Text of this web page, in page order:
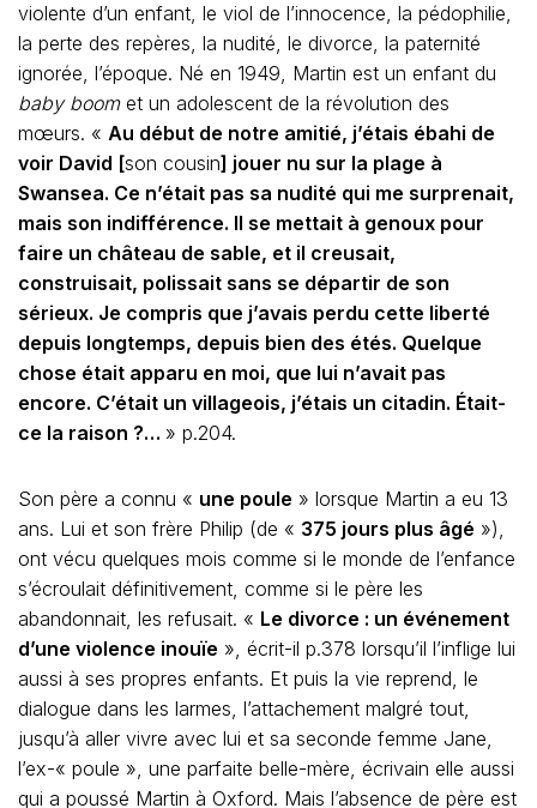
violente d’un enfant, le viol de l’innocence, la pédophilie,
la perte des repères, la nudité, le divorce, la paternité
ignorée, l’époque. Né en 1949, Martin est un enfant du
baby boomet un adolescent de la révolution des
mœurs. « Au début de notre amitié, j’étais ébahi de
voir David [son cousin] jouer nu sur la plage à
Swansea. Ce n’était pas sa nudité qui me surprenait,
mais son indifférence. Il se mettait à genoux pour
faire un château de sable, et il creusait,
construisait, polissait sans se départir de son
sérieux. Je compris que j’avais perdu cette liberté
depuis longtemps, depuis bien des étés. Quelque
chose était apparu en moi, que lui n’avait pas
encore. C’était un villageois, j’étais un citadin. Était-
ce la raison ?… » p.204.
Son père a connu « une poule » lorsque Martin a eu 13
ans. Lui et son frère Philip (de « 375 jours plus âgé »),
ont vécu quelques mois comme si le monde de l’enfance
s’écroulait définitivement, comme si le père les
abandonnait, les refusait. « Le divorce : un événement
d’une violence inouïe », écrit-il p.378 lorsqu’il l’inflige lui
aussi à ses propres enfants. Et puis la vie reprend, le
dialogue dans les larmes, l’attachement malgré tout,
jusqu’à aller vivre avec lui et sa seconde femme Jane,
l’ex-« poule », une parfaite belle-mère, écrivain elle aussi
qui a poussé Martin à Oxford. Mais l’absence de père est